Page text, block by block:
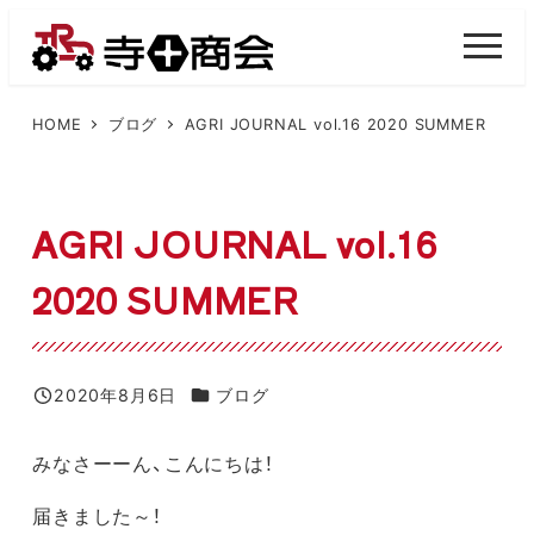
HOME ブログ AGRI JOURNAL vol.16 2020 SUMMER
AGRI JOURNAL vol.16
2020 SUMMER
投稿日
2020年8月6日 カテゴリー
ブログ
みなさーーん、こんにちは！
届きました～！